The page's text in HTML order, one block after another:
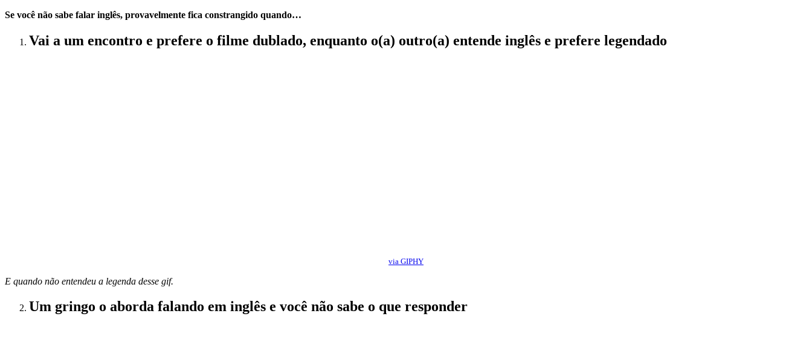
Se você não sabe falar inglês, provavelmente fica constrangido quando…
Vai a um encontro e prefere o filme dublado, enquanto o(a) outro(a) entende inglês e prefere legendado
via GIPHY
E quando não entendeu a legenda desse gif.
Um gringo o aborda falando em inglês e você não sabe o que responder